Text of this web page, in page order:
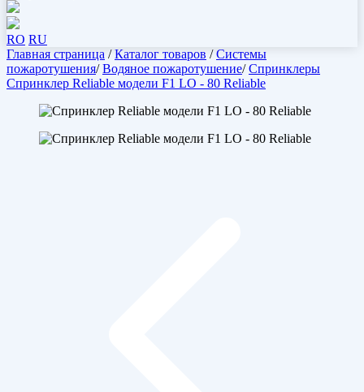
RO RU
Главная страница / Каталог товаров / Системы
пожаротушения/ Водяное пожаротушение/ Спринклеры
Спринклер Reliable модели F1 LO - 80 Reliable